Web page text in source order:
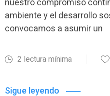
nuestro compromiso
ambiente y el desarrollo
convocamos a asumir un
2 lectura mínima
Sigue leyendo